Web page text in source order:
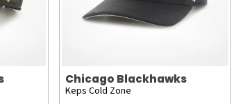
Chicago Blackhawks
Keps Cold Zone